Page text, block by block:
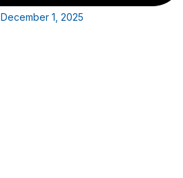
December 1, 2025